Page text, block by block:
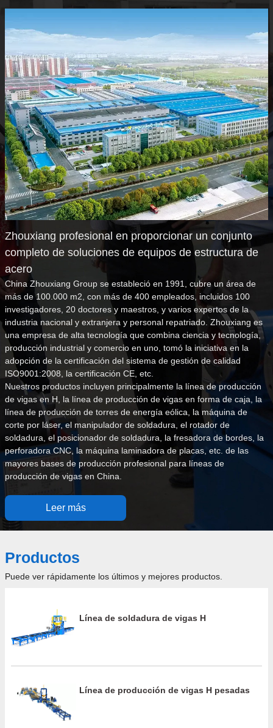
Zhouxiang profesional en proporcionar un conjunto
completo de soluciones de equipos de estructura de
acero
China Zhouxiang Group se estableció en 1991, cubre un área de
más de 100.000 m2, con más de 400 empleados, incluidos 100
investigadores, 20 doctores y maestros, y varios expertos de la
industria nacional y extranjera y personal repatriado. Zhouxiang es
una empresa de alta tecnología que combina ciencia y tecnología,
producción industrial y comercio en uno, tomó la iniciativa en la
adopción de la certificación del sistema de gestión de calidad
ISO9001:2008, la certificación CE, etc.
Nuestros productos incluyen principalmente la línea de producción
de vigas en H, la línea de producción de vigas en forma de caja, la
línea de producción de torres de energía eólica, la máquina de
corte por láser, el manipulador de soldadura, el rotador de
soldadura, el posicionador de soldadura, la fresadora de bordes, la
perforadora CNC, la máquina laminadora de placas, etc. de las
mayores bases de producción profesional para líneas de
producción de vigas en China.
Leer más
Productos
Puede ver rápidamente los últimos y mejores productos.
Línea de soldadura de vigas H
Línea de producción de vigas H pesadas